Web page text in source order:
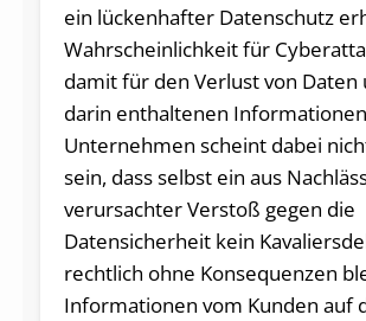
ein lückenhafter Datenschutz
Wahrscheinlichkeit für
damit für den Verlust von Daten
darin enthaltenen
Unternehmen scheint dabei
sein, dass selbst ein aus
verursachter Verstoß gegen die
Datensicherheit kein
rechtlich ohne Konsequenzen
Informationen vom Kunden auf